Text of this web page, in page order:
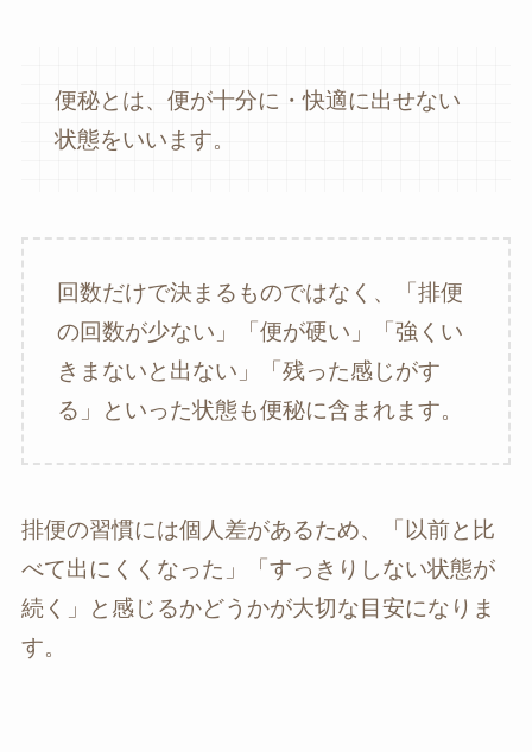
便秘とは、便が十分に・快適に出せない
状態をいいます。
回数だけで決まるものではなく、「排便
の回数が少ない」「便が硬い」「強くい
きまないと出ない」「残った感じがす
る」といった状態も便秘に含まれます。
排便の習慣には個人差があるため、「以前と比
べて出にくくなった」「すっきりしない状態が
続く」と感じるかどうかが大切な目安になりま
す。